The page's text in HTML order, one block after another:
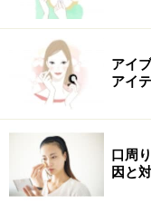
アイ
アイ
口周
因と